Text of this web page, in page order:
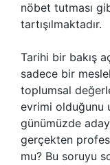
nöbet tutması
tartışılmaktadır.
Tarihi bir bakış
sadece bir
toplumsal
evrimi olduğunu
günümüzde
gerçekten
mu? Bu soruyu